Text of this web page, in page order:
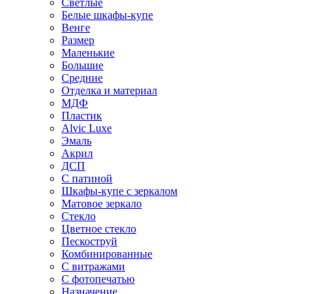
Светлые
Белые шкафы-купе
Венге
Размер
Маленькие
Большие
Средние
Отделка и материал
МДФ
Пластик
Alvic Luxe
Эмаль
Акрил
ДСП
С патиной
Шкафы-купе с зеркалом
Матовое зеркало
Стекло
Цветное стекло
Пескоструй
Комбинированные
С витражами
С фотопечатью
Назначение